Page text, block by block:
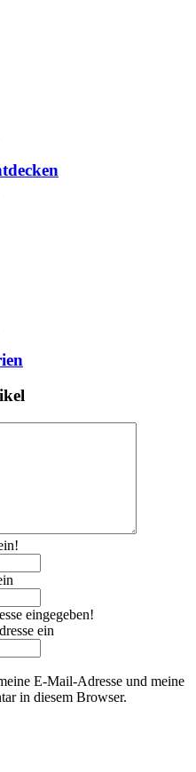
eingegeben!
ein
E-Mail-Adresse und meine
in diesem Browser.